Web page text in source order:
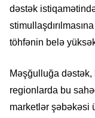
dəstək
töhfənin belə
Məşğulluğa dəstək,
regionlarda bu
marketlər şəbəkəsi